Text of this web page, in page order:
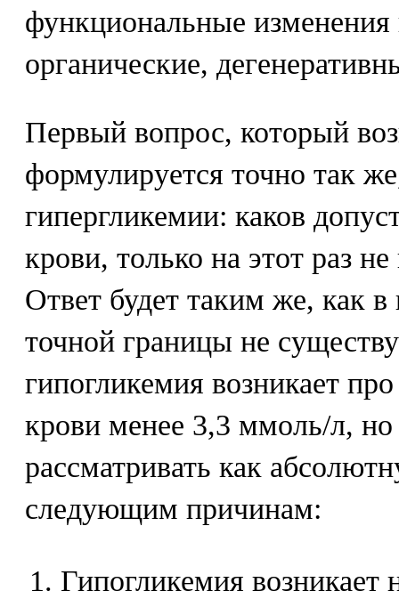
функциональные
органические,
Первый вопрос, который
формулируется точно так
гипергликемии: каков
крови, только на этот раз
Ответ будет таким же, как
точной границы не
гипогликемия возникает
крови менее 3,3 ммоль/л, но
рассматривать как
следующим причинам:
Гипогликемия возникает